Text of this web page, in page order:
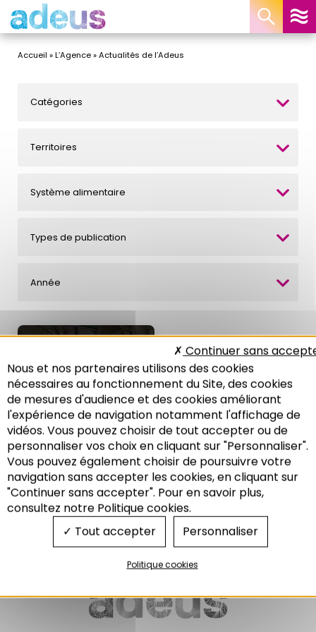
Recherche
Accueil »L’Agence»Actualités de l’Adeus
Catégories
Territoires
Système alimentaire
Types de publication
Année
ÉCONOMIE
Le système alimentaire local
bas-rhinois : Première analyse
12/2017
Panneau de gestion des cookies
Nous et nos partenaires utilisons des cookies
nécessaires au fonctionnement du Site, des cookies
de mesures d'audience et des cookies améliorant
l'expérience de navigation notamment l'affichage de
vidéos. Vous pouvez choisir de tout accepter ou de
personnaliser vos choix en cliquant sur "Personnaliser".
Vous pouvez également choisir de poursuivre votre
navigation sans accepter les cookies, en cliquant sur
"Continuer sans accepter". Pour en savoir plus,
consultez notre Politique cookies.
Tout accepter
Continuer sans
Personnaliser
Politique cookies